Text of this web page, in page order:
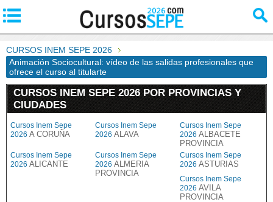
CURSOS INEM SEPE 2026
Animación Sociocultural: vídeo de las salidas profesionales que
ofrece el curso al titularte
CURSOS INEM SEPE 2026 POR PROVINCIAS Y
CIUDADES
Cursos Inem Sepe
2026 A CORUÑA
Cursos Inem Sepe
2026 ALAVA
Cursos Inem Sepe
2026 ALBACETE
PROVINCIA
Cursos Inem Sepe
2026 ALICANTE
Cursos Inem Sepe
2026 ALMERIA
PROVINCIA
Cursos Inem Sepe
2026 ASTURIAS
Cursos Inem Sepe
2026 AVILA
PROVINCIA